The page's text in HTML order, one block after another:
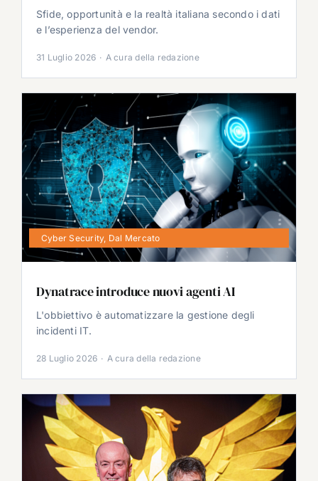
Sfide, opportunità e la realtà italiana secondo i dati
e l’esperienza del vendor.
31 Luglio 2026 · A cura della redazione
Cyber Security, Dal Mercato
Dynatrace introduce nuovi agenti AI
L'obbiettivo è automatizzare la gestione degli
incidenti IT.
28 Luglio 2026 · A cura della redazione